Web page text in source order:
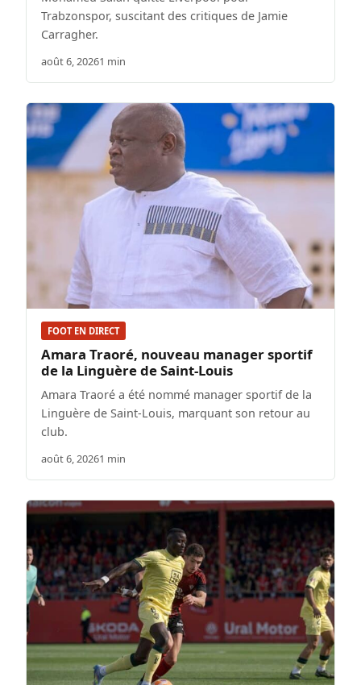
Trabzonspor, suscitant des critiques de Jamie
Carragher.
août 6, 20261 min
FOOT EN DIRECT
Amara Traoré, nouveau manager sportif
de la Linguère de Saint-Louis
Amara Traoré a été nommé manager sportif de la
Linguère de Saint-Louis, marquant son retour au
club.
août 6, 20261 min